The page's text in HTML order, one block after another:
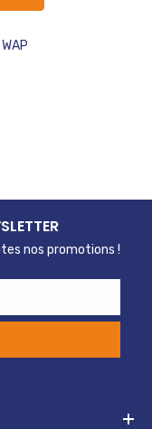
nos promotions !